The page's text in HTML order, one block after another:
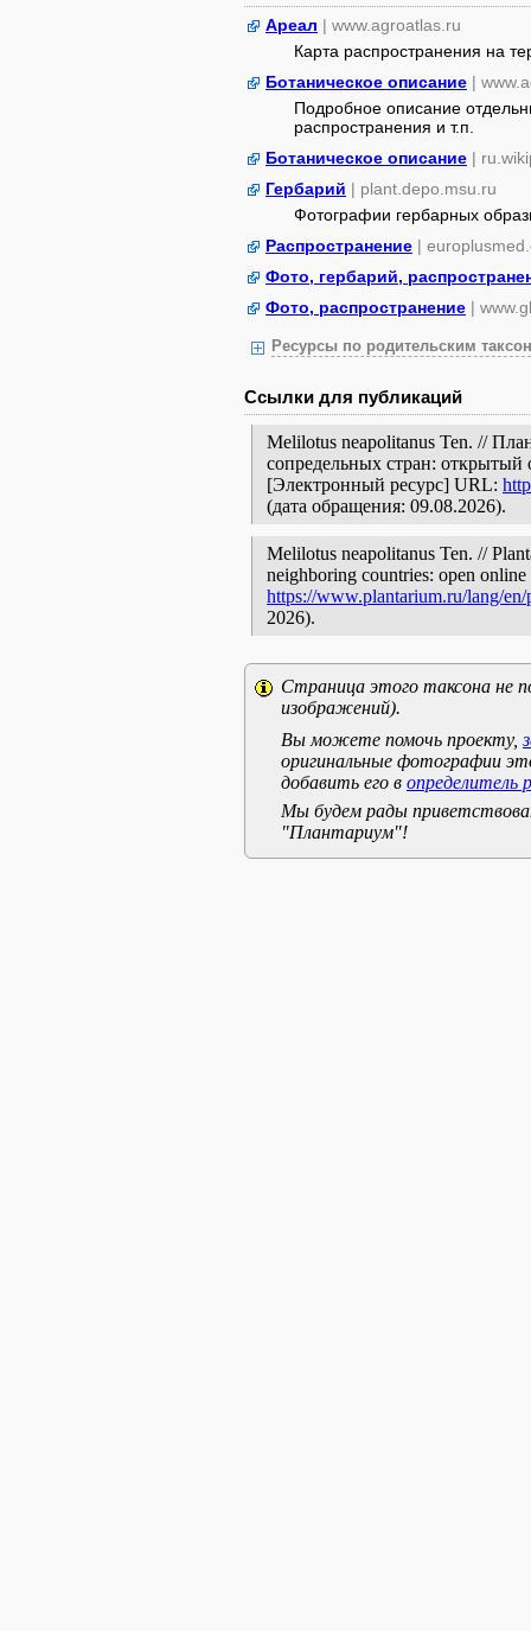
Ареал | www.agroatlas.ru
Карта распространения на
Ботаническое описание |
Подробное описание
распространения и т.п.
Ботаническое описание |
Гербарий | plant.depo.msu.ru
Фотографии гербарных
Распространение |
Фото, гербарий,
Фото, распространение |
Ресурсы по родительским
Ссылки для публикаций
Melilotus neapolitanus Ten. //
сопредельных стран: открытый
[Электронный ресурс] URL:
(дата обращения: 09.08.2026).
Melilotus neapolitanus Ten. //
neighboring countries: open
https://www.plantarium.ru/lang/
2026).
Страница этого таксона не
изображений).
Вы можете помочь проекту,
оригинальные фотографии
добавить его в определитель
Мы будем рады
"Плантариум"!